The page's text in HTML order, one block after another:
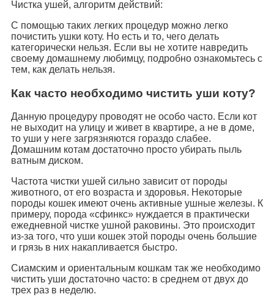
Чистка ушей, алгоритм действий:
С помощью таких легких процедур можно легко
почистить ушки коту. Но есть и то, чего делать
категорически нельзя. Если вы не хотите навредить
своему домашнему любимцу, подробно ознакомьтесь с
тем, как делать нельзя.
Как часто необходимо чистить уши коту?
Данную процедуру проводят не особо часто. Если кот
не выходит на улицу и живет в квартире, а не в доме,
то уши у неге загрязняются гораздо слабее.
Домашним котам достаточно просто убирать пыль
ватным диском.
Частота чистки ушей сильно зависит от породы
животного, от его возраста и здоровья. Некоторые
породы кошек имеют очень активные ушные железы. К
примеру, порода «сфинкс» нуждается в практически
ежедневной чистке ушной раковины. Это происходит
из-за того, что уши кошек этой породы очень большие
и грязь в них накапливается быстро.
Сиамским и ориентальным кошкам так же необходимо
чистить уши достаточно часто: в среднем от двух до
трех раз в неделю.